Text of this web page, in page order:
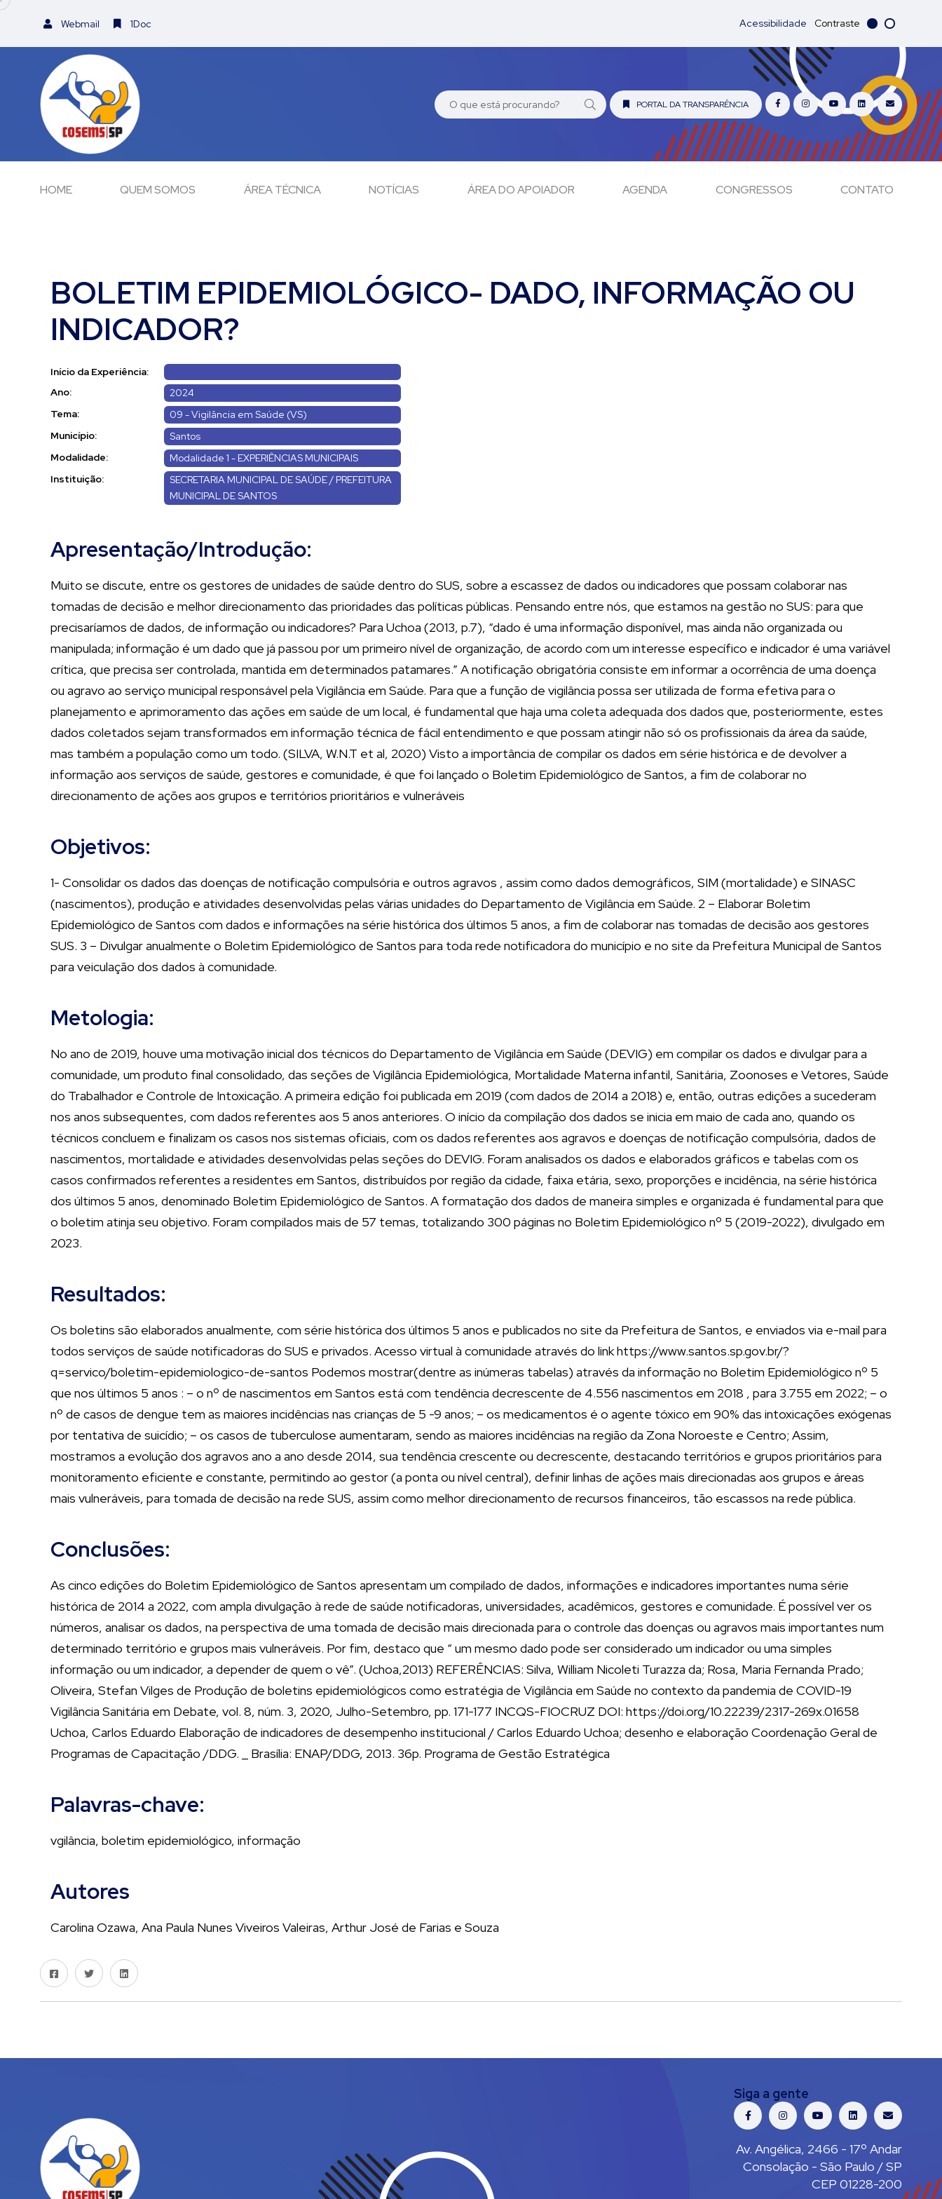
Webmail 1Doc Acessibilidade Contraste
PORTAL DA TRANSPARÊNCIA
HOME QUEM SOMOS ÁREA TÉCNICA NOTÍCIAS ÁREA DO APOIADOR AGENDA CONGRESSOS CONTATO
BOLETIM EPIDEMIOLÓGICO- DADO, INFORMAÇÃO OU
INDICADOR?
Início da Experiência:
Ano:
2024
Tema:
09 - Vigilância em Saúde (VS)
Município:
Santos
Modalidade:
Modalidade 1 - EXPERIÊNCIAS MUNICIPAIS
Instituição:
SECRETARIA MUNICIPAL DE SAÚDE / PREFEITURA
MUNICIPAL DE SANTOS
Apresentação/Introdução:
Muito se discute, entre os gestores de unidades de saúde dentro do SUS, sobre a escassez de dados ou indicadores que possam colaborar nas
tomadas de decisão e melhor direcionamento das prioridades das políticas públicas. Pensando entre nós, que estamos na gestão no SUS: para que
precisaríamos de dados, de informação ou indicadores? Para Uchoa (2013, p.7), “dado é uma informação disponível, mas ainda não organizada ou
manipulada; informação é um dado que já passou por um primeiro nível de organização, de acordo com um interesse específico e indicador é uma variável
crítica, que precisa ser controlada, mantida em determinados patamares.” A notificação obrigatória consiste em informar a ocorrência de uma doença
ou agravo ao serviço municipal responsável pela Vigilância em Saúde. Para que a função de vigilância possa ser utilizada de forma efetiva para o
planejamento e aprimoramento das ações em saúde de um local, é fundamental que haja uma coleta adequada dos dados que, posteriormente, estes
dados coletados sejam transformados em informação técnica de fácil entendimento e que possam atingir não só os profissionais da área da saúde,
mas também a população como um todo. (SILVA, W.N.T et al, 2020) Visto a importância de compilar os dados em série histórica e de devolver a
informação aos serviços de saúde, gestores e comunidade, é que foi lançado o Boletim Epidemiológico de Santos, a fim de colaborar no
direcionamento de ações aos grupos e territórios prioritários e vulneráveis
Objetivos:
1- Consolidar os dados das doenças de notificação compulsória e outros agravos , assim como dados demográficos, SIM (mortalidade) e SINASC
(nascimentos), produção e atividades desenvolvidas pelas várias unidades do Departamento de Vigilância em Saúde. 2 – Elaborar Boletim
Epidemiológico de Santos com dados e informações na série histórica dos últimos 5 anos, a fim de colaborar nas tomadas de decisão aos gestores
SUS. 3 – Divulgar anualmente o Boletim Epidemiológico de Santos para toda rede notificadora do município e no site da Prefeitura Municipal de Santos
para veiculação dos dados à comunidade.
Metologia:
No ano de 2019, houve uma motivação inicial dos técnicos do Departamento de Vigilância em Saúde (DEVIG) em compilar os dados e divulgar para a
comunidade, um produto final consolidado, das seções de Vigilância Epidemiológica, Mortalidade Materna infantil, Sanitária, Zoonoses e Vetores, Saúde
do Trabalhador e Controle de Intoxicação. A primeira edição foi publicada em 2019 (com dados de 2014 a 2018) e, então, outras edições a sucederam
nos anos subsequentes, com dados referentes aos 5 anos anteriores. O início da compilação dos dados se inicia em maio de cada ano, quando os
técnicos concluem e finalizam os casos nos sistemas oficiais, com os dados referentes aos agravos e doenças de notificação compulsória, dados de
nascimentos, mortalidade e atividades desenvolvidas pelas seções do DEVIG. Foram analisados os dados e elaborados gráficos e tabelas com os
casos confirmados referentes a residentes em Santos, distribuídos por região da cidade, faixa etária, sexo, proporções e incidência, na série histórica
dos últimos 5 anos, denominado Boletim Epidemiológico de Santos. A formatação dos dados de maneira simples e organizada é fundamental para que
o boletim atinja seu objetivo. Foram compilados mais de 57 temas, totalizando 300 páginas no Boletim Epidemiológico nº 5 (2019-2022), divulgado em
2023.
Resultados:
Os boletins são elaborados anualmente, com série histórica dos últimos 5 anos e publicados no site da Prefeitura de Santos, e enviados via e-mail para
todos serviços de saúde notificadoras do SUS e privados. Acesso virtual à comunidade através do link https://www.santos.sp.gov.br/?
q=servico/boletim-epidemiologico-de-santos Podemos mostrar(dentre as inúmeras tabelas) através da informação no Boletim Epidemiológico nº 5
que nos últimos 5 anos : – o nº de nascimentos em Santos está com tendência decrescente de 4.556 nascimentos em 2018 , para 3.755 em 2022; – o
nº de casos de dengue tem as maiores incidências nas crianças de 5 -9 anos; – os medicamentos é o agente tóxico em 90% das intoxicações exógenas
por tentativa de suicídio; – os casos de tuberculose aumentaram, sendo as maiores incidências na região da Zona Noroeste e Centro; Assim,
mostramos a evolução dos agravos ano a ano desde 2014, sua tendência crescente ou decrescente, destacando territórios e grupos prioritários para
monitoramento eficiente e constante, permitindo ao gestor (a ponta ou nível central), definir linhas de ações mais direcionadas aos grupos e áreas
mais vulneráveis, para tomada de decisão na rede SUS, assim como melhor direcionamento de recursos financeiros, tão escassos na rede pública.
Conclusões:
As cinco edições do Boletim Epidemiológico de Santos apresentam um compilado de dados, informações e indicadores importantes numa série
histórica de 2014 a 2022, com ampla divulgação à rede de saúde notificadoras, universidades, acadêmicos, gestores e comunidade. É possível ver os
números, analisar os dados, na perspectiva de uma tomada de decisão mais direcionada para o controle das doenças ou agravos mais importantes num
determinado território e grupos mais vulneráveis. Por fim, destaco que “ um mesmo dado pode ser considerado um indicador ou uma simples
informação ou um indicador, a depender de quem o vê”. (Uchoa,2013) REFERÊNCIAS: Silva, William Nicoleti Turazza da; Rosa, Maria Fernanda Prado;
Oliveira, Stefan Vilges de Produção de boletins epidemiológicos como estratégia de Vigilância em Saúde no contexto da pandemia de COVID-19
Vigilância Sanitária em Debate, vol. 8, núm. 3, 2020, Julho-Setembro, pp. 171-177 INCQS-FIOCRUZ DOI: https://doi.org/10.22239/2317-269x.01658
Uchoa, Carlos Eduardo Elaboração de indicadores de desempenho institucional / Carlos Eduardo Uchoa; desenho e elaboração Coordenação Geral de
Programas de Capacitação /DDG. _ Brasília: ENAP/DDG, 2013. 36p. Programa de Gestão Estratégica
Palavras-chave:
vgilância, boletim epidemiológico, informação
Autores
Carolina Ozawa, Ana Paula Nunes Viveiros Valeiras, Arthur José de Farias e Souza
Siga a gente
Av. Angélica, 2466 - 17º Andar
Consolação - São Paulo / SP
CEP 01228-200